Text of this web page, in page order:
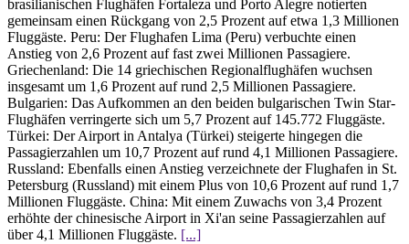
brasilianischen Flughäfen Fortaleza und Porto Alegre notierten
gemeinsam einen Rückgang von 2,5 Prozent auf etwa 1,3 Millionen
Fluggäste. Peru: Der Flughafen Lima (Peru) verbuchte einen
Anstieg von 2,6 Prozent auf fast zwei Millionen Passagiere.
Griechenland: Die 14 griechischen Regionalflughäfen wuchsen
insgesamt um 1,6 Prozent auf rund 2,5 Millionen Passagiere.
Bulgarien: Das Aufkommen an den beiden bulgarischen Twin Star-
Flughäfen verringerte sich um 5,7 Prozent auf 145.772 Fluggäste.
Türkei: Der Airport in Antalya (Türkei) steigerte hingegen die
Passagierzahlen um 10,7 Prozent auf rund 4,1 Millionen Passagiere.
Russland: Ebenfalls einen Anstieg verzeichnete der Flughafen in St.
Petersburg (Russland) mit einem Plus von 10,6 Prozent auf rund 1,7
Millionen Fluggäste. China: Mit einem Zuwachs von 3,4 Prozent
erhöhte der chinesische Airport in Xi'an seine Passagierzahlen auf
über 4,1 Millionen Fluggäste. [...]